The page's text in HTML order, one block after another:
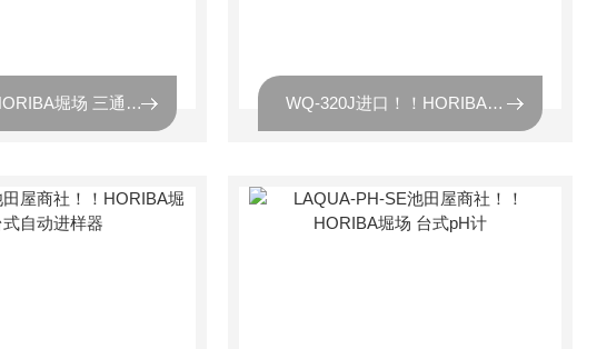
WQ-330JHORIBA堀场 三通道多功能数字水质计 WQ-320J进口！！HORIBA堀场 多参数数字水质计2通道